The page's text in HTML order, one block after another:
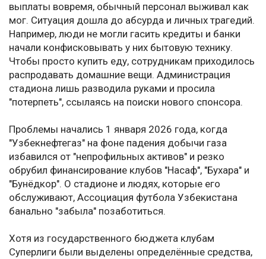
выплаты вовремя, обычный персонал выживал как
мог. Ситуация дошла до абсурда и личных трагедий.
Например, люди не могли гасить кредиты и банки
начали конфисковывать у них бытовую технику.
Чтобы просто купить еду, сотрудникам приходилось
распродавать домашние вещи. Администрация
стадиона лишь разводила руками и просила
"потерпеть", ссылаясь на поиски нового спонсора.
Проблемы начались 1 января 2026 года, когда
"Узбекнефтегаз" на фоне падения добычи газа
избавился от "непрофильных активов" и резко
обрубил финансирование клубов "Насаф", "Бухара" и
"Бунёдкор". О стадионе и людях, которые его
обслуживают, Ассоциация футбола Узбекистана
банально "забыла" позаботиться.
Хотя из государственного бюджета клубам
Суперлиги были выделены определённые средства,